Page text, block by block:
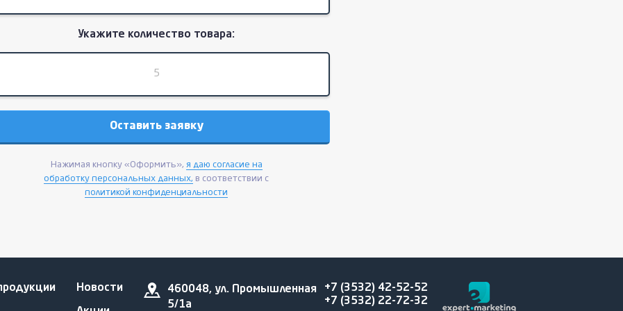
Укажите количество товара:
Нажимая кнопку «Оформить», я даю согласие на
обработку персональных данных, в соответствии с
политикой конфиденциальности
Новости
460048, ул. Промышленная
5/1а
+7 (3532) 42-52-52
+7 (3532) 22-72-32